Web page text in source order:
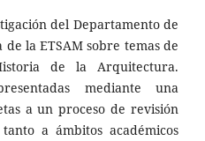
del Departamento de
la ETSAM sobre temas de
de la Arquitectura.
mediante una
a un proceso de revisión
a ámbitos académicos